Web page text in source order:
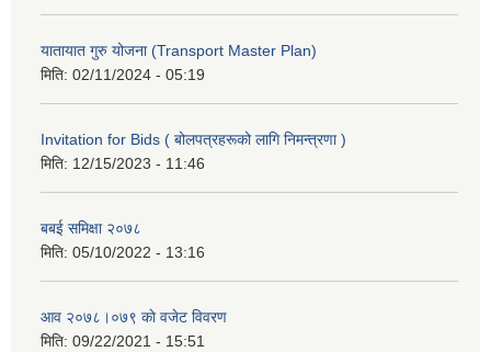
यातायात गुरु योजना (Transport Master Plan)
मिति: 02/11/2024 - 05:19
Invitation for Bids ( बोलपत्रहरूको लागि निमन्त्रणा )
मिति: 12/15/2023 - 11:46
बबई समिक्षा २०७८
मिति: 05/10/2022 - 13:16
आव २०७८।०७९ काे वजेट विवरण
मिति: 09/22/2021 - 15:51